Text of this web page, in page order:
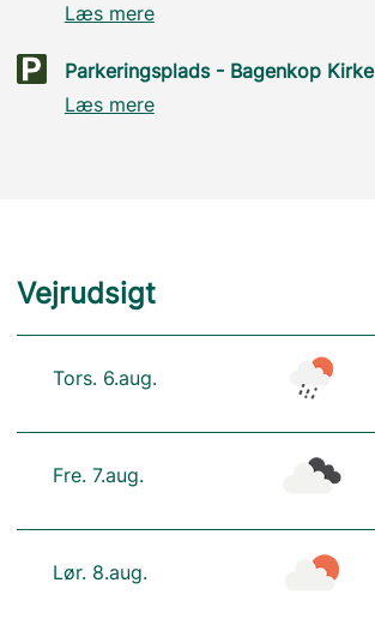
Læs mere
Parkeringsplads - Bagenkop Kirke
Læs mere
Vejrudsigt
Tors. 6.aug.
Fre. 7.aug.
Lør. 8.aug.